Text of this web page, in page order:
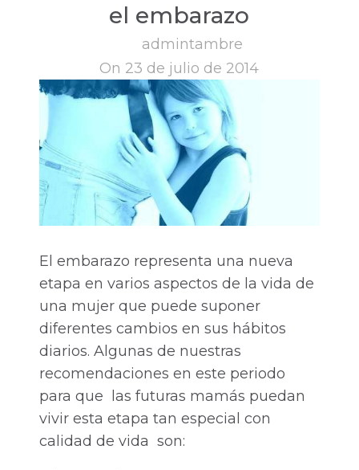
el embarazo
admintambre
On 23 de julio de 2014
El embarazo representa una nueva
etapa en varios aspectos de la vida de
una mujer que puede suponer
diferentes cambios en sus hábitos
diarios. Algunas de nuestras
recomendaciones en este periodo
para que las futuras mamás puedan
vivir esta etapa tan especial con
calidad de vida son: